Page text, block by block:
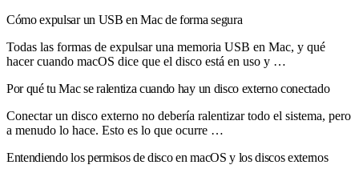
Cómo expulsar un USB en Mac de forma segura
Todas las formas de expulsar una memoria USB en Mac, y qué
hacer cuando macOS dice que el disco está en uso y …
Por qué tu Mac se ralentiza cuando hay un disco externo conectado
Conectar un disco externo no debería ralentizar todo el sistema, pero
a menudo lo hace. Esto es lo que ocurre …
Entendiendo los permisos de disco en macOS y los discos externos